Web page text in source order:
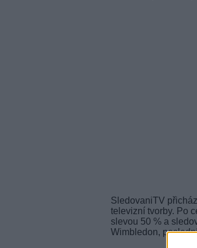
SledovaniTV
televizní tvorby. Po
slevou 50 % a
Wimbledon,